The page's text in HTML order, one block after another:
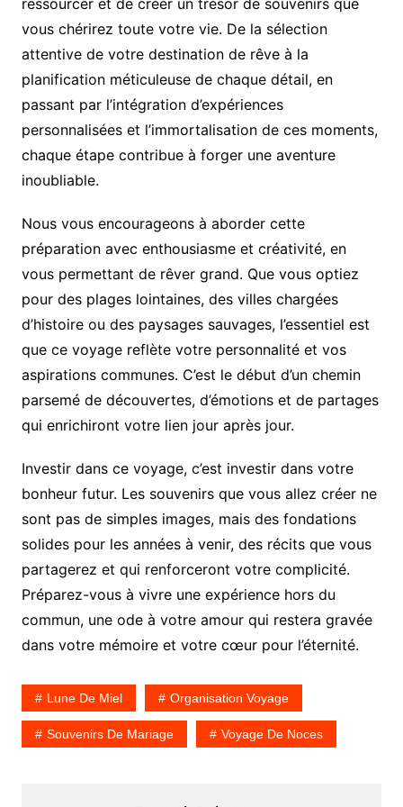
ressourcer et de créer un trésor de souvenirs que
vous chérirez toute votre vie. De la sélection
attentive de votre destination de rêve à la
planification méticuleuse de chaque détail, en
passant par l’intégration d’expériences
personnalisées et l’immortalisation de ces moments,
chaque étape contribue à forger une aventure
inoubliable.
Nous vous encourageons à aborder cette
préparation avec enthousiasme et créativité, en
vous permettant de rêver grand. Que vous optiez
pour des plages lointaines, des villes chargées
d’histoire ou des paysages sauvages, l’essentiel est
que ce voyage reflète votre personnalité et vos
aspirations communes. C’est le début d’un chemin
parsemé de découvertes, d’émotions et de partages
qui enrichiront votre lien jour après jour.
Investir dans ce voyage, c’est investir dans votre
bonheur futur. Les souvenirs que vous allez créer ne
sont pas de simples images, mais des fondations
solides pour les années à venir, des récits que vous
partagerez et qui renforceront votre complicité.
Préparez-vous à vivre une expérience hors du
commun, une ode à votre amour qui restera gravée
dans votre mémoire et votre cœur pour l’éternité.
Lune De Miel Organisation Voyage
Souvenirs De Mariage Voyage De Noces